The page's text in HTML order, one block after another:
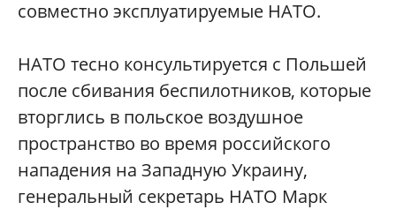
совместно эксплуатируемые НАТО.
НАТО тесно консультируется с Польшей
после сбивания беспилотников, которые
вторглись в польское воздушное
пространство во время российского
нападения на Западную Украину,
генеральный секретарь НАТО Марк